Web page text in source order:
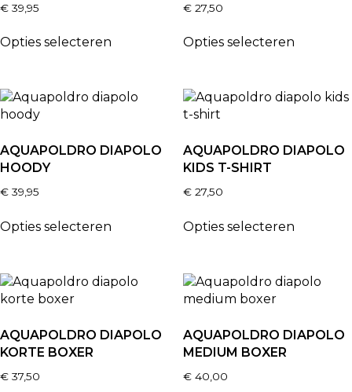
€ 39,95
Opties selecteren
€27,50
Opties selecteren
AQUAPOLDRO DIAPOLO
HOODY
€ 39,95
Opties selecteren
AQUAPOLDRO DIAPOLO
KIDS T-SHIRT
€27,50
Opties selecteren
AQUAPOLDRO DIAPOLO
KORTE BOXER
€ 37,50
AQUAPOLDRO DIAPOLO
MEDIUM BOXER
€40,00